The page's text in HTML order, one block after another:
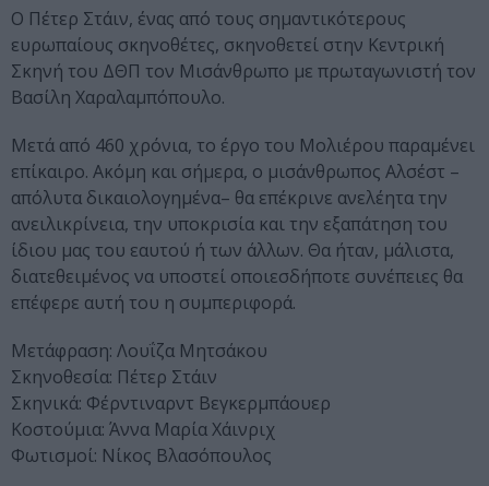
Ο Πέτερ Στάιν, ένας από τους σημαντικότερους
ευρωπαίους σκηνοθέτες, σκηνοθετεί στην Κεντρική
Σκηνή του ΔΘΠ τον Μισάνθρωπο με πρωταγωνιστή τον
Βασίλη Χαραλαμπόπουλο.
Μετά από 460 χρόνια, το έργο του Μολιέρου παραμένει
επίκαιρο. Ακόμη και σήμερα, ο μισάνθρωπος Αλσέστ –
απόλυτα δικαιολογημένα– θα επέκρινε ανελέητα την
ανειλικρίνεια, την υποκρισία και την εξαπάτηση του
ίδιου μας του εαυτού ή των άλλων. Θα ήταν, μάλιστα,
διατεθειμένος να υποστεί οποιεσδήποτε συνέπειες θα
επέφερε αυτή του η συμπεριφορά.
Μετάφραση: Λουΐζα Μητσάκου
Σκηνοθεσία: Πέτερ Στάιν
Σκηνικά: Φέρντιναρντ Βεγκερμπάουερ
Κοστούμια: Άννα Μαρία Χάινριχ
Φωτισμοί: Νίκος Βλασόπουλος